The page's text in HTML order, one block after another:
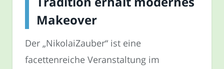
Makeover
Der „NikolaiZauber“ ist eine
facettenreiche Veranstaltung im